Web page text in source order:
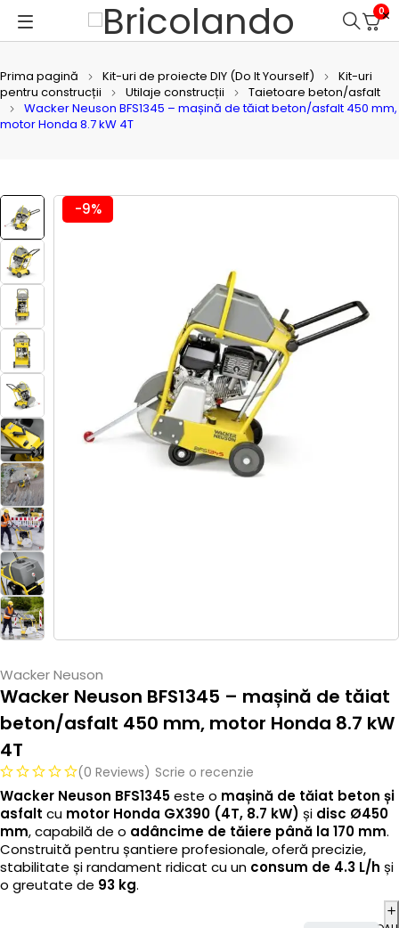
0
Prima pagină Kit-uri de proiecte DIY (Do It Yourself)
Kit-uri
pentru construcții
Utilaje construcții
Taietoare beton/asfalt
Wacker Neuson BFS1345 – mașină de tăiat beton/asfalt 450 mm,
motor Honda 8.7 kW 4T
-9%
Wacker Neuson
Wacker Neuson BFS1345 – mașină de tăiat
beton/asfalt 450 mm, motor Honda 8.7 kW
4T
(0 Reviews) Scrie o recenzie
Wacker Neuson BFS1345este o mașină de tăiat beton și
asfalt cu motor Honda GX390 (4T, 8.7 kW) și disc Ø450
mm, capabilă de o adâncime de tăiere până la 170 mm.
Construită pentru șantiere profesionale, oferă precizie,
stabilitate și randament ridicat cu un consum de 4.3 L/h și
o greutate de 93 kg.